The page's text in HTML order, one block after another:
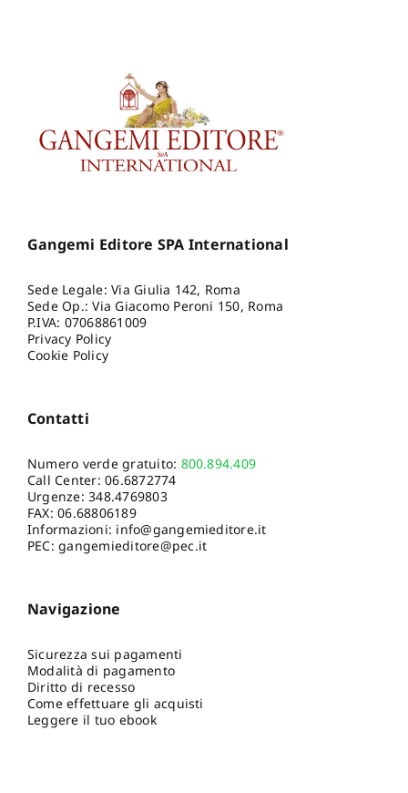
Gangemi Editore SPA International
Sede Legale: Via Giulia 142, Roma
Sede Op.: Via Giacomo Peroni 150, Roma
P.IVA: 07068861009
Privacy Policy
Cookie Policy
Contatti
Numero verde gratuito: 800.894.409
Call Center:06.6872774
Urgenze:348.4769803
FAX: 06.68806189
Informazioni: info@gangemieditore.it
PEC: gangemieditore@pec.it
Navigazione
Sicurezza sui pagamenti
Modalità di pagamento
Diritto di recesso
Come effettuare gli acquisti
Leggere il tuo ebook